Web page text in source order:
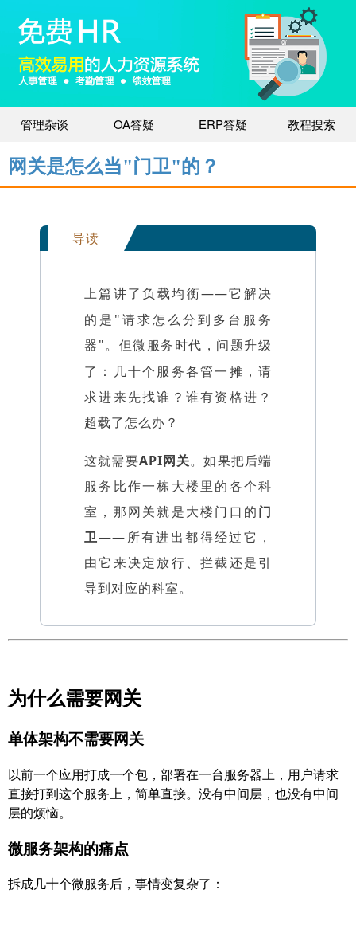
管理杂谈 OA答疑 ERP答疑 教程搜索
网关是怎么当"门卫"的？
导读
上篇讲了负载均衡——它解决
的是"请求怎么分到多台服务
器"。但微服务 时代，问题升级
了：几十个服务各管一摊，请
求进来先找谁？谁有资格进？
超载了怎么办？
这就需要API网关。如果把后端
服务比作一栋大楼里的各个科
室，那网关就是大楼门口的门
卫——所有进出都得经过它，
由它来决定放行、拦截还是引
导到对应的科室。
为什么需要网关
单体架构不需要网关
以前一个应用打成一个包，部署在一台服务器上，用户请求
直接打到这个服务上，简单直接。没有中间层，也没有中间
层的烦恼。
微服务架构的痛点
拆成几十个微服务后，事情变复杂了：